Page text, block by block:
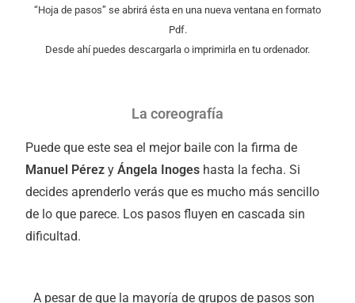
“Hoja de pasos” se abrirá ésta en una nueva ventana en formato
Pdf.
Desde ahí puedes descargarla o imprimirla en tu ordenador.
La coreografía
Puede que este sea el mejor baile con la firma de
Manuel PérezyÁngela Inoges hasta la fecha. Si
decides aprenderlo verás que es mucho más sencillo
de lo que parece. Los pasos fluyen en cascada sin
dificultad.
A pesar de que la mayoría de grupos de pasos son